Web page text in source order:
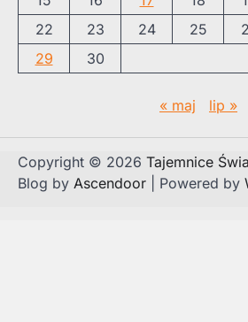
22
23 24 25
29
30
« maj lip »
Copyright © 2026 Tajemnice
Blog by Ascendoor | Powered by